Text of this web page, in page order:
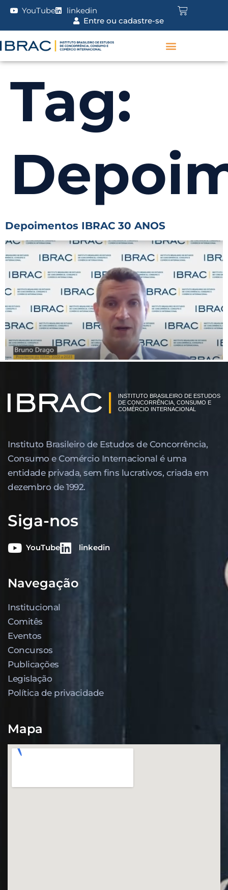
YouTube
linkedin
Entre ou cadastre-se
Tag:
Depoimentos IBRAC 30 ANOS
Instituto Brasileiro de Estudos de Concor­rência,
Consumo e Comércio Internacional é uma
entidade privada, sem fins lucrativos, criada em
dezembro de 1992.
Siga-nos
YouTube linkedin
Navegação
Institucional
Comitês
Eventos
Concursos
Publicações
Legislação
Política de privacidade
Mapa